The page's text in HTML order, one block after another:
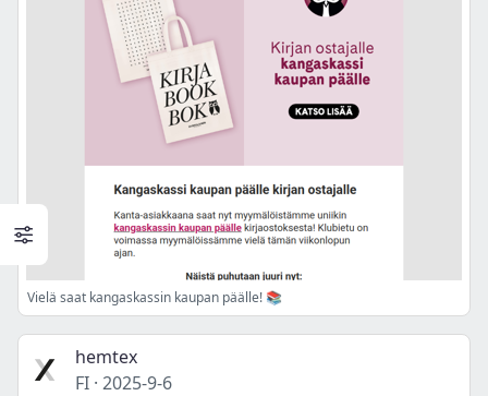
Vielä saat kangaskassin kaupan päälle! 📚
hemtex
FI · 2025-9-6